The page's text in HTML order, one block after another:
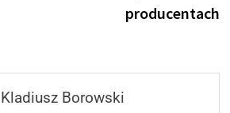
producentach
Kladiusz Borowski